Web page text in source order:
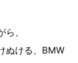
、
ぬける、BMW